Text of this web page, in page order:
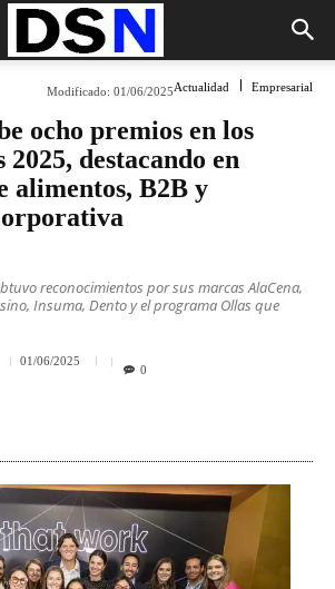
Actualidad Empresarial
Modificado: 01/06/2025
ocho premios en los
destacando en
alimentos, B2B y
reconocimientos por sus marcas AlaCena,
Insuma, Dento y el programa Ollas que
01/06/2025
0